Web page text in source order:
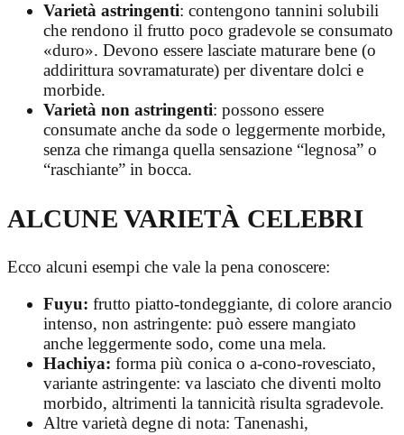
Varietà astringenti: contengono tannini solubili
che rendono il frutto poco gradevole se consumato
«duro». Devono essere lasciate maturare bene (o
addirittura sovramaturate) per diventare dolci e
morbide.
Varietà non astringenti: possono essere
consumate anche da sode o leggermente morbide,
senza che rimanga quella sensazione “legnosa” o
“raschiante” in bocca.
ALCUNE VARIETÀ CELEBRI
Ecco alcuni esempi che vale la pena conoscere:
Fuyu: frutto piatto-tondeggiante, di colore arancio
intenso, non astringente: può essere mangiato
anche leggermente sodo, come una mela.
Hachiya: forma più conica o a-cono-rovesciato,
variante astringente: va lasciato che diventi molto
morbido, altrimenti la tannicità risulta sgradevole.
Altre varietà degne di nota: Tanenashi,